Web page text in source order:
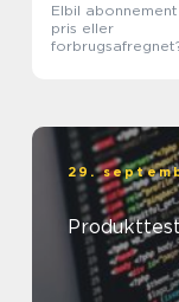
Elbil
pris eller
29.